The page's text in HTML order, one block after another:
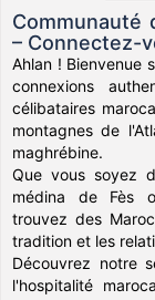
Communauté
– Connectez-
Ahlan ! Bienvenue
connexions
célibataires
montagnes de
maghrébine.
Que vous soyez
médina de Fès
trouvez des
tradition et les
Découvrez notre
l'hospitalité